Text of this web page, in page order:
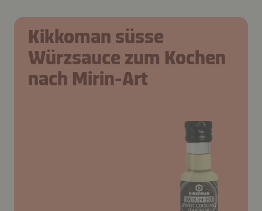
Kikkoman süsse
Würzsauce zum Kochen
nach Mirin-Art